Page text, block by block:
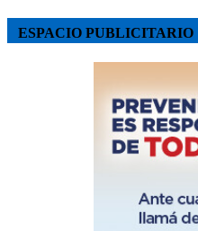
ESPACIO PUBLICITARIO